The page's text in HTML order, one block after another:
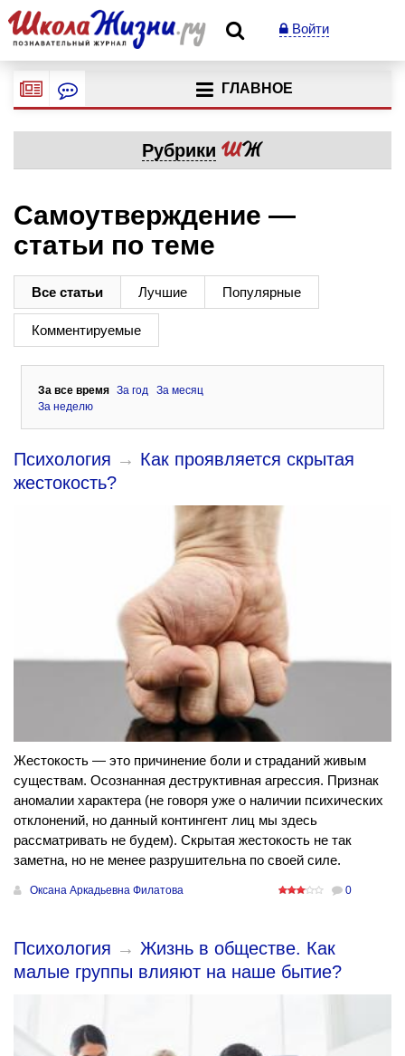
Войти
ГЛАВНОЕ
Рубрики
Самоутверждение —
статьи по теме
Все статьи Лучшие Популярные
Комментируемые
За все время За год
За месяц
За неделю
Психология → Как проявляется скрытая
жестокость?
Жестокость — это причинение боли и страданий живым
существам. Осознанная деструктивная агрессия. Признак
аномалии характера (не говоря уже о наличии психических
отклонений, но данный контингент лиц мы здесь
рассматривать не будем). Скрытая жестокость не так
заметна, но не менее разрушительна по своей силе.
Оксана Аркадьевна Филатова 0
Психология → Жизнь в обществе. Как
малые группы влияют на наше бытие?